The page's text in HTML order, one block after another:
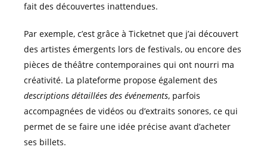
fait des découvertes inattendues.
Par exemple, c’est grâce à Ticketnet que j’ai découvert
des artistes émergents lors de festivals, ou encore des
pièces de théâtre contemporaines qui ont nourri ma
créativité. La plateforme propose également des
descriptions détaillées des événements, parfois
accompagnées de vidéos ou d’extraits sonores, ce qui
permet de se faire une idée précise avant d’acheter
ses billets.